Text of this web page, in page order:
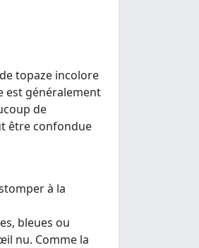
topaze incolore
est généralement
de
être confondue
à la
bleues ou
nu. Comme la